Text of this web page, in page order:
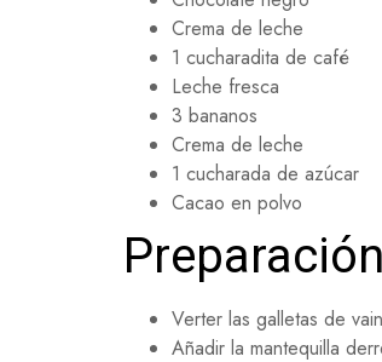
Crema de leche
1 cucharadita de café
Leche fresca
3 bananos
Crema de leche
1 cucharada de azúcar
Cacao en polvo
Preparación
Verter las galletas de
Añadir la mantequilla